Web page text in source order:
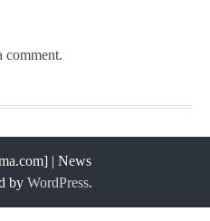
comment.
| News
by WordPress.